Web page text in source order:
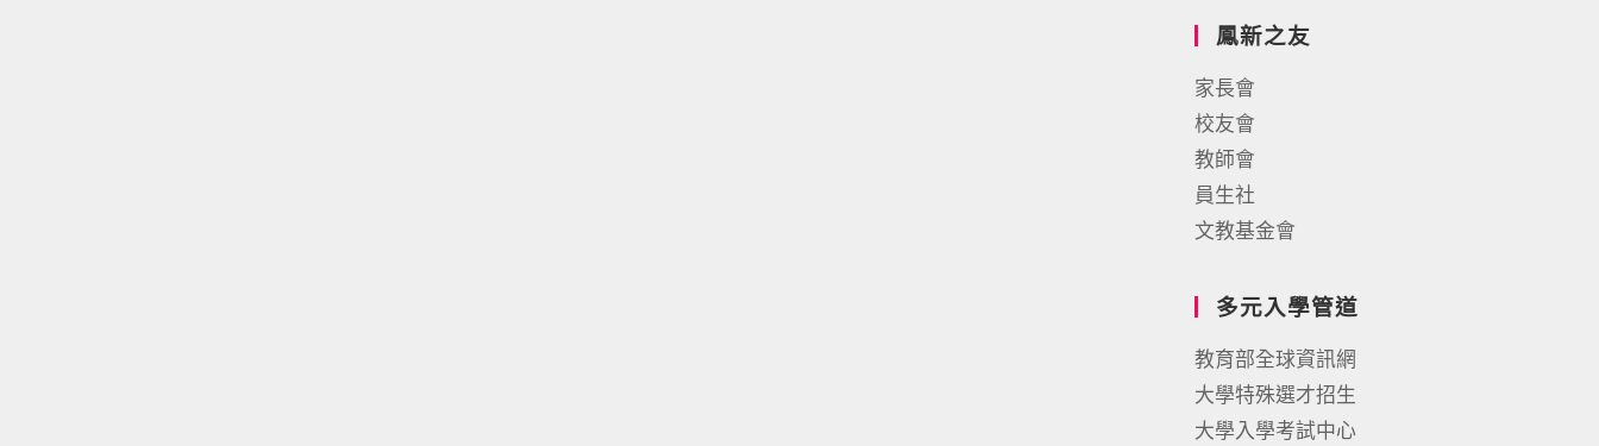
鳳新之友
家長會
校友會
教師會
員生社
文教基金會
多元入學管道
教育部全球資訊網
大學特殊選才招生
大學入學考試中心